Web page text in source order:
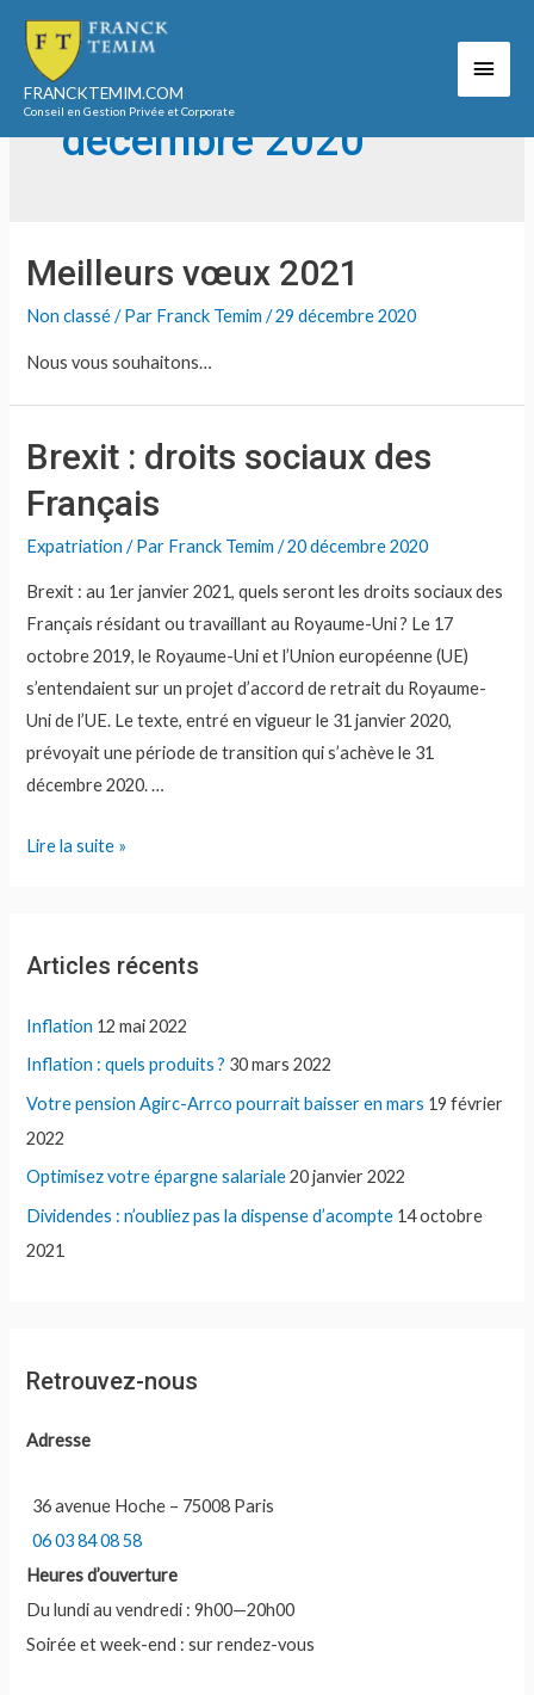
Aller
contenu
FRANCKTEMIM.COM
Conseil en Gestion Privée et Corporate
Accueil 2020
décembre 2020
Meilleurs vœux 2021
Non classé/ Par Franck Temim /29 décembre 2020
Nous vous souhaitons…
Brexit : droits sociaux des
Français
Expatriation / Par Franck Temim /20 décembre 2020
Brexit : au 1er janvier 2021, quels seront les droits sociaux des
Français résidant ou travaillant au Royaume-Uni ? Le 17
octobre 2019, le Royaume-Uni et l’Union européenne (UE)
s’entendaient sur un projet d’accord de retrait du Royaume-
Uni de l’UE. Le texte, entré en vigueur le 31 janvier 2020,
prévoyait une période de transition qui s’achève le 31
décembre 2020. …
Brexit
des
Lire la suite »
Articles récents
Inflation 12 mai 2022
Inflation : quels produits ? 30 mars 2022
Votre pension Agirc-Arrco pourrait baisser en mars 19 février
2022
Optimisez votre épargne salariale 20 janvier 2022
Dividendes : n’oubliez pas la dispense d’acompte 14 octobre
2021
Retrouvez-nous
Adresse
36 avenue Hoche – 75008 Paris
06 03 84 08 58
Heures d’ouverture
Du lundi au vendredi : 9h00—20h00
Soirée et week-end : sur rendez-vous